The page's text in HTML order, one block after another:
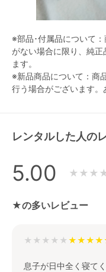
※部品･付属品について
がない場合に限り、純
ます。
※新品商品について：商
行う場合がございます。
レンタルした人の
5.00
★の多いレビュー
★★★★★
息子が日中全く寝て